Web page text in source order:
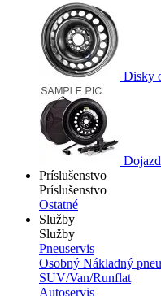
Disky
Príslušenstvo
Príslušenstvo
Ostatné
Služby
Služby
Pneuservis
Osobný Nákladný
SUV/Van/Runflat
Autoservis